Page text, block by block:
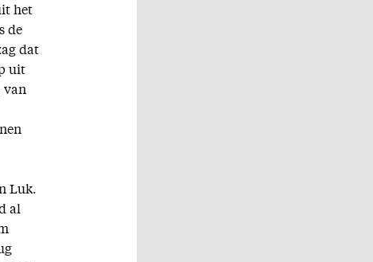
het
de
dat
uit
van
Luk.
al